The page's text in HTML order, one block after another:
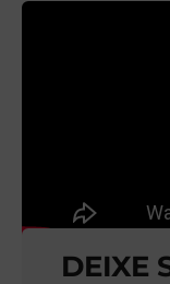
DEIXE